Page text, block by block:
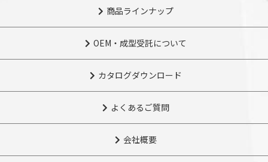
商品ラインナップ
OEM・成型受託について
カタログダウンロード
よくあるご質問
会社概要